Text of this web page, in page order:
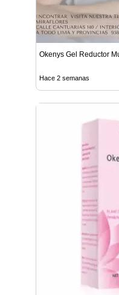
Okenys Gel Reductor
Hace 2 semanas